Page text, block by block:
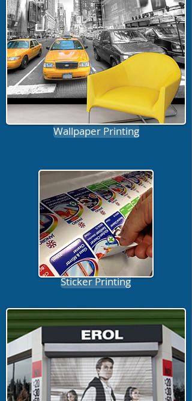
Wallpaper Printing
Sticker Printing